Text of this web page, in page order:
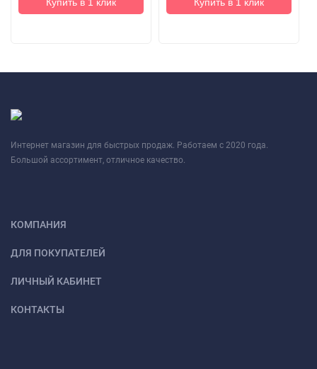
Интернет магазин для быстрых продаж. Работаем с 2020 года.
Большой ассортимент, отличное качество.
КОМПАНИЯ
ДЛЯ ПОКУПАТЕЛЕЙ
ЛИЧНЫЙ КАБИНЕТ
КОНТАКТЫ